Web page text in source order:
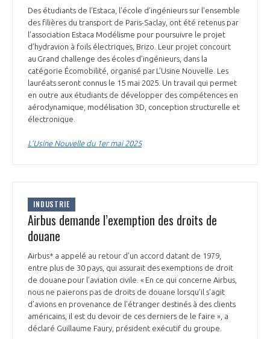
Des étudiants de l’Estaca, l'école d’ingénieurs sur l'ensemble
des filières du transport de Paris-Saclay, ont été retenus par
l’association Estaca Modélisme pour poursuivre le projet
d’hydravion à foils électriques, Brizo. Leur projet concourt
au Grand challenge des écoles d’ingénieurs, dans la
catégorie Écomobilité, organisé par L’Usine Nouvelle. Les
lauréats seront connus le 15 mai 2025. Un travail qui permet
en outre aux étudiants de développer des compétences en
aérodynamique, modélisation 3D, conception structurelle et
électronique.
L’Usine Nouvelle du 1er mai 2025
INDUSTRIE
Airbus demande l’exemption des droits de
douane
Airbus* a appelé au retour d’un accord datant de 1979,
entre plus de 30 pays, qui assurait des exemptions de droit
de douane pour l’aviation civile. « En ce qui concerne Airbus,
nous ne paierons pas de droits de douane lorsqu’il s’agit
d’avions en provenance de l’étranger destinés à des clients
américains, il est du devoir de ces derniers de le faire », a
déclaré Guillaume Faury, président exécutif du groupe.